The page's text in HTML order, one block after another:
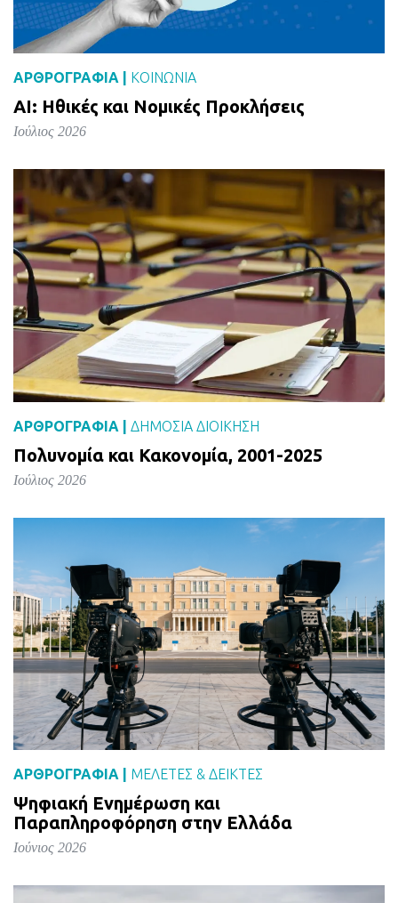
ΑΡΘΡΟΓΡΑΦΙΑ | ΚΟΙΝΩΝΙΑ
AI: Ηθικές και Νομικές Προκλήσεις
Ιούλιος 2026
ΑΡΘΡΟΓΡΑΦΙΑ | ΔΗΜΌΣΙΑ ΔΙΟΊΚΗΣΗ
Πολυνομία και Κακονομία, 2001-2025
Ιούλιος 2026
ΑΡΘΡΟΓΡΑΦΙΑ | ΜΕΛΈΤΕΣ & ΔΕΙΚΤΕΣ
Ψηφιακή Ενημέρωση και
Παραπληροφόρηση στην Ελλάδα
Ιούνιος 2026